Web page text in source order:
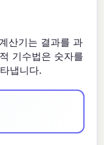
산기는 결과를 과
기수법은 숫자를
냅니다.